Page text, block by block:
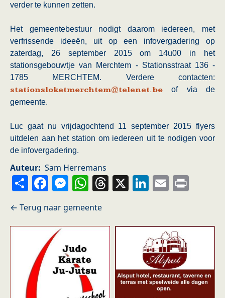
verder te kunnen zetten.
Het gemeentebestuur nodigt daarom iedereen, met
verfrissende ideeën, uit op een infovergadering op
zaterdag, 26 september 2015 om 14u00 in het
stationsgebouwtje van Merchtem - Stationsstraat 136 -
1785 MERCHTEM. Verdere contacten:
stationsloketmerchtem@telenet.be of via de
gemeente.
Luc gaat nu vrijdagochtend 11 september 2015 flyers
uitdelen aan het station om iedereen uit te nodigen voor
de infovergadering.
Auteur Sam Herremans
ShareFacebook
Messenger
WhatsApp
Threads
X LinkedIn
Email